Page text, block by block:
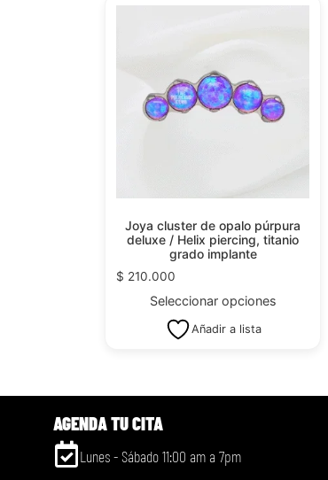
Joya cluster de opalo púrpura
deluxe / Helix piercing, titanio
grado implante
$ 210.000
Seleccionar opciones
Añadir a lista
AGENDA TU CITA
Lunes - Sábado 11:00 am a 7pm